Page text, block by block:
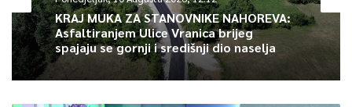
odnosu na 2022. godinu, dok je u teretnom saobraćaju
prevezeno 7.147.874 tona robe. Džafić je naveo da je analizom
ostvarenog obima rada ŽFBiH u prošloj godini evidentno da je
došlo do pada privredne proizvodnje kompanija koja koriste
KRAJ MUKA ZA STANOVNIKE NAHOREVA:
Asfaltiranjem Ulice Vranica brijeg
spajaju se gornji i središnji dio naselja